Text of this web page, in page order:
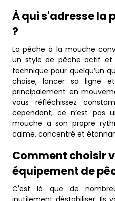
À qui s'adresse la
?
La pêche à la mouche
un style de pêche actif et
technique pour quelqu’un
chaise, lancer sa ligne
principalement en
vous réfléchissez
cependant, ce n’est pas
mouche a son propre
calme, concentré et
Comment choisir
équipement de
C'est là que de